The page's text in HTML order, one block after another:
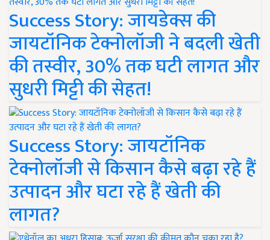
Success Story: जायडेक्स की
जायटॉनिक टेक्नोलॉजी ने बदली खेती
की तस्वीर, 30% तक घटी लागत और
सुधरी मिट्टी की सेहत!
Success Story: जायटॉनिक
टेक्नोलॉजी से किसान कैसे बढ़ा रहे हैं
उत्पादन और घटा रहे हैं खेती की
लागत?